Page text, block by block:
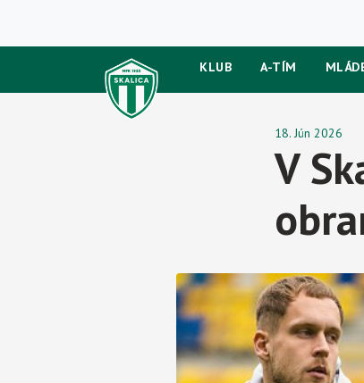
KLUB A-TÍM
18. Jún 2026
V